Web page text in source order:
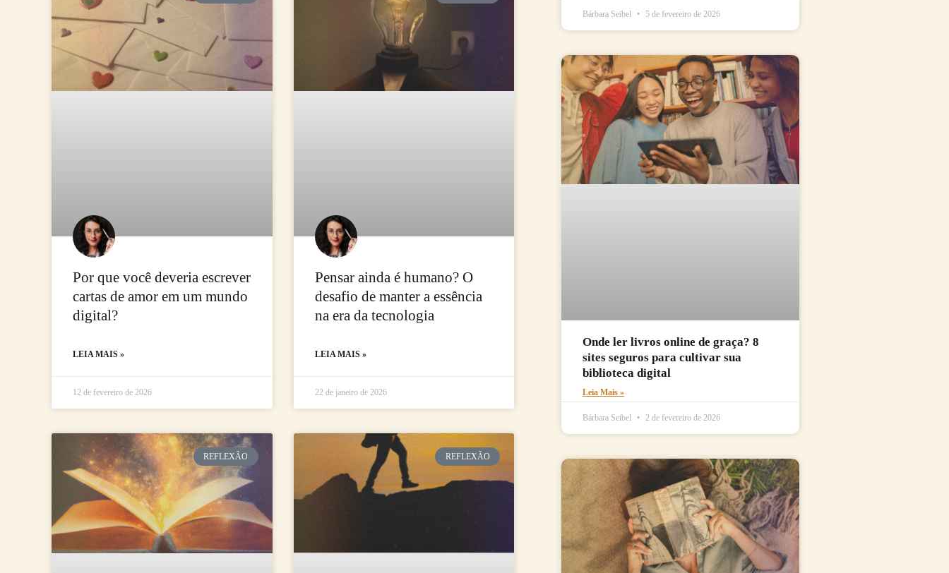
Por que você deveria escrever
cartas de amor em um mundo
digital?
LEIA MAIS »
12 de fevereiro de 2026
Pensar ainda é humano? O
desafio de manter a essência
na era da tecnologia
LEIA MAIS »
22 de janeiro de 2026
REFLEXÃO REFLEXÃO
Bárbara Seibel 5 de fevereiro de 2026
Onde ler livros online de graça? 8
sites seguros para cultivar sua
biblioteca digital
Leia Mais »
Bárbara Seibel 2 de fevereiro de 2026